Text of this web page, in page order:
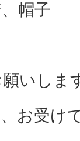
帽子
願いしま
お受け